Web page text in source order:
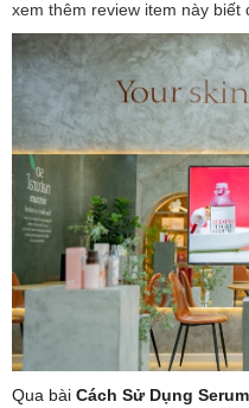
xem thêm review item này biết
Qua bài Cách Sử Dụng